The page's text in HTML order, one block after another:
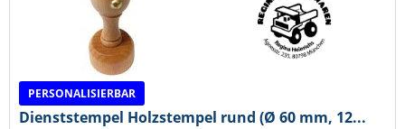
PERSONALISIERBAR
Dienststempel Holzstempel rund (Ø 60 mm, 12...